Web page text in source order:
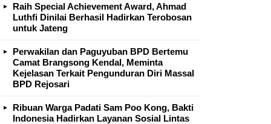
Raih Special Achievement Award, Ahmad
Luthfi Dinilai Berhasil Hadirkan Terobosan
untuk Jateng
Perwakilan dan Paguyuban BPD Bertemu
Camat Brangsong Kendal, Meminta
Kejelasan Terkait Pengunduran Diri Massal
BPD Rejosari
Ribuan Warga Padati Sam Poo Kong, Bakti
Indonesia Hadirkan Layanan Sosial Lintas